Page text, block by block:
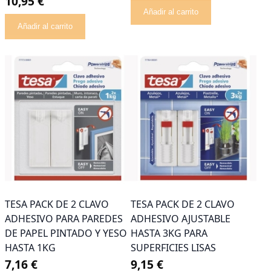
Añadir al carrito
Añadir al carrito
TESA PACK DE 2 CLAVO
ADHESIVO PARA PAREDES
DE PAPEL PINTADO Y YESO
HASTA 1KG
7,16 €
TESA PACK DE 2 CLAVO
ADHESIVO AJUSTABLE
HASTA 3KG PARA
SUPERFICIES LISAS
9,15 €